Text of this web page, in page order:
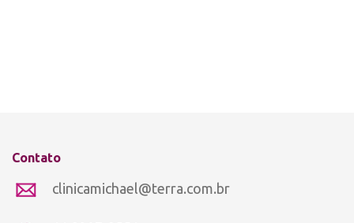
Contato
clinicamichael@terra.com.br